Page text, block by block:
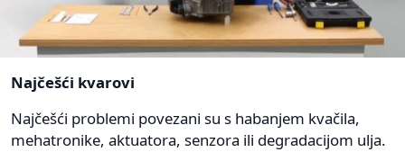
Najčešći kvarovi
Najčešći problemi povezani su s habanjem kvačila,
mehatronike, aktuatora, senzora ili degradacijom ulja.